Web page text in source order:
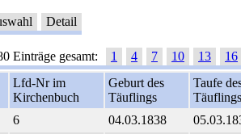
Detail
Einträge gesamt: 1 4 7 10 13
16
Lfd-Nr im
Kirchenbuch
Geburt des
Täuflings
Taufe
Täuflings
6 04.03.1838